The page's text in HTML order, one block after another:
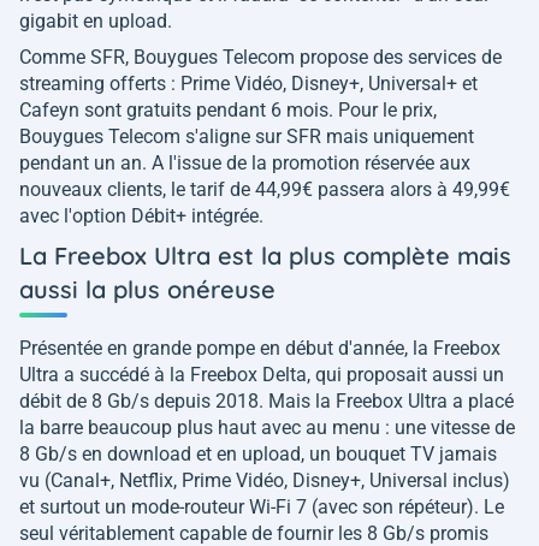
gigabit en upload.
Comme SFR, Bouygues Telecom propose des services de
streaming offerts : Prime Vidéo, Disney+, Universal+ et
Cafeyn sont gratuits pendant 6 mois. Pour le prix,
Bouygues Telecom s'aligne sur SFR mais uniquement
pendant un an. A l'issue de la promotion réservée aux
nouveaux clients, le tarif de 44,99€ passera alors à 49,99€
avec l'option Débit+ intégrée.
La Freebox Ultra est la plus complète mais
aussi la plus onéreuse
Présentée en grande pompe en début d'année, la Freebox
Ultra a succédé à la Freebox Delta, qui proposait aussi un
débit de 8 Gb/s depuis 2018. Mais la Freebox Ultra a placé
la barre beaucoup plus haut avec au menu : une vitesse de
8 Gb/s en download et en upload, un bouquet TV jamais
vu (Canal+, Netflix, Prime Vidéo, Disney+, Universal inclus)
et surtout un mode-routeur Wi-Fi 7 (avec son répéteur). Le
seul véritablement capable de fournir les 8 Gb/s promis